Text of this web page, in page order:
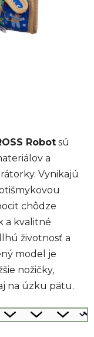
Robot sú
a
Vynikajú
chôdze
a kvalitné
životnosť a
model je
nožičky,
na úzku pätu.